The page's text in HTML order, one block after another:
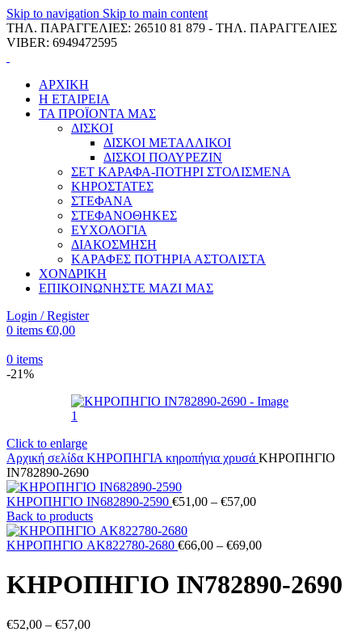
Skip to navigation Skip to main content
ΤΗΛ. ΠΑΡΑΓΓΕΛΙΕΣ: 26510 81 879 - ΤΗΛ. ΠΑΡΑΓΓΕΛΙΕΣ
VIBER: 6949472595
ΑΡΧΙΚΗ
Η ΕΤΑΙΡΕΙΑ
ΤΑ ΠΡΟΪΟΝΤΑ ΜΑΣ
ΔΙΣΚΟΙ
ΔΙΣΚΟΙ ΜΕΤΑΛΛΙΚΟΙ
ΔΙΣΚΟΙ ΠΟΛΥΡΕΖΙΝ
ΣΕΤ ΚΑΡΑΦΑ-ΠΟΤΗΡΙ ΣΤΟΛΙΣΜΕΝΑ
ΚΗΡΟΣΤΑΤΕΣ
ΣΤΕΦΑΝΑ
ΣΤΕΦΑΝΟΘΗΚΕΣ
ΕΥΧΟΛΟΓΙΑ
ΔΙΑΚΟΣΜΗΣΗ
ΚΑΡΑΦΕΣ ΠΟΤΗΡΙΑ ΑΣΤΟΛΙΣΤΑ
ΧΟΝΔΡΙΚΗ
ΕΠΙΚΟΙΝΩΝΗΣΤΕ ΜΑΖΙ ΜΑΣ
Login / Register
0 items €0,00
0 items
-21%
Click to enlarge
Αρχική σελίδα ΚΗΡΟΠΗΓΙΑ κηροπήγια χρυσά ΚΗΡΟΠΗΓΙΟ
IN782890-2690
ΚΗΡΟΠΗΓΙΟ IN682890-2590 €51,00 – €57,00Price
through
Back to products
ΚΗΡΟΠΗΓΙΟ AK822780-2680 €66,00 – €69,00Price
€66,00
through
ΚΗΡΟΠΗΓΙΟ IN782890-2690
€52,00 – €57,00Price